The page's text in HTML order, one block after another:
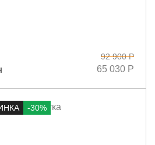
92 900 Р
65 030 Р
-30%